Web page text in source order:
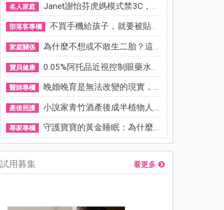
名人家庭 Janet謝怡芬虎媽模式禁3C，看...
部落客專欄 不買手機給孩子，就要被貼「...
家庭關係 為什麼不想或不敢生二胎？這8...
寶貝健康 0.05%阿托品近視控制眼藥水納...
醫師專欄 晚婚晚育是無法改變的現實，...
產後照護 小說家青竹酒產後成半植物人...
專家專欄 守護寶寶的黃金睡眠：為什麼...
試用募集 看更多